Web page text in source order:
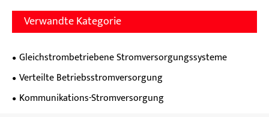
Verwandte Kategorie
Gleichstrombetriebene Stromversorgungssysteme
Verteilte Betriebsstromversorgung
Kommunikations-Stromversorgung